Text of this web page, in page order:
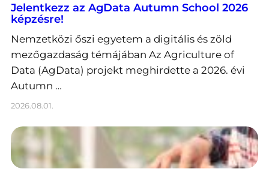
Jelentkezz az AgData Autumn School 2026
képzésre!
Nemzetközi őszi egyetem a digitális és zöld
mezőgazdaság témájában Az Agriculture of
Data (AgData) projekt meghirdette a 2026. évi
Autumn …
2026.08.01.